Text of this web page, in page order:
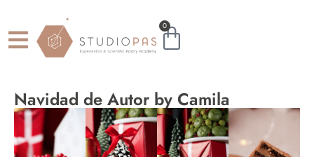
0
Navidad de Autor by Camila